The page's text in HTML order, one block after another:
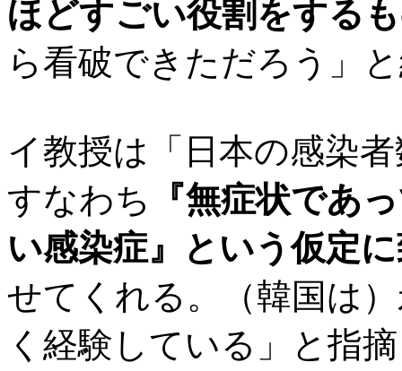
ほどすごい役割をする
ら看破できただろう」
イ教授は「日本の感染
すなわち
『無症状であ
い感染症』という仮定
せてくれる。（韓国は
く経験している」と指